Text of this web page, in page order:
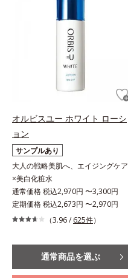
オルビスユー ホワイト ローシ
ョン
サンプルあり
大人の戦略美肌へ、エイジングケア
×美白化粧水
通常価格 税込2,970円 〜3,300円
定期価格 税込2,673円 〜2,970円
（3.96 / 625件）
通常商品を選ぶ